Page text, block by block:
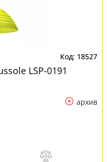
18527
LSP-0191
архив